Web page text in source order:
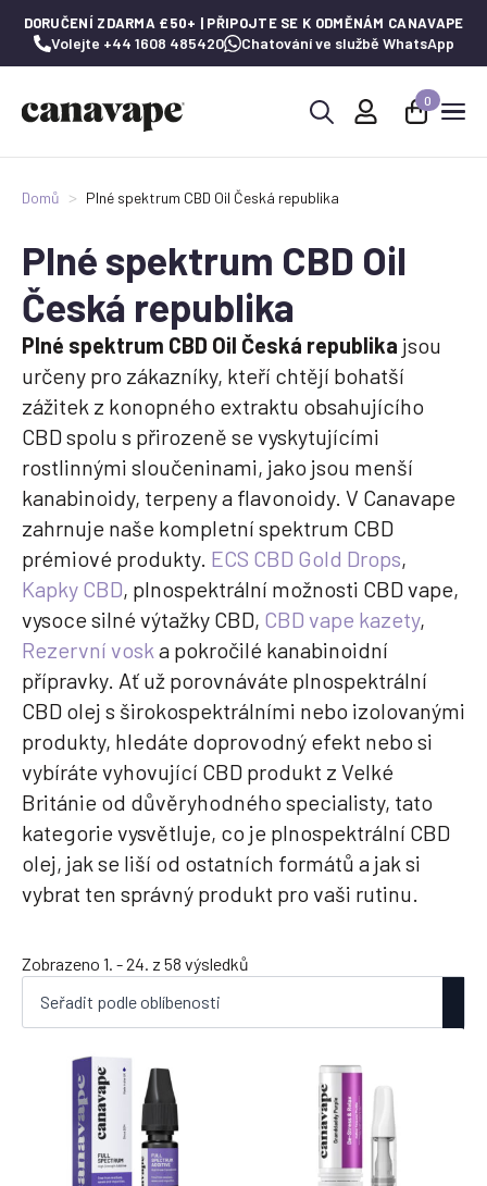
DORUČENÍ ZDARMA £50+ | PŘIPOJTE SE K ODMĚNÁM CANAVAPE
Volejte +44 1608 485420 Chatování ve službě WhatsApp
0
Domů Plné spektrum CBD Oil Česká republika
Plné spektrum CBD Oil
Česká republika
Plné spektrum CBD Oil Česká republika jsou
určeny pro zákazníky, kteří chtějí bohatší
zážitek z konopného extraktu obsahujícího
CBD spolu s přirozeně se vyskytujícími
rostlinnými sloučeninami, jako jsou menší
kanabinoidy, terpeny a flavonoidy. V Canavape
zahrnuje naše kompletní spektrum CBD
prémiové produkty. ECS CBD Gold Drops,
Kapky CBD, plnospektrální možnosti CBD vape,
vysoce silné výtažky CBD, CBD vape kazety,
Rezervní vosk a pokročilé kanabinoidní
přípravky. Ať už porovnáváte plnospektrální
CBD olej s širokospektrálními nebo izolovanými
produkty, hledáte doprovodný efekt nebo si
vybíráte vyhovující CBD produkt z Velké
Británie od důvěryhodného specialisty, tato
kategorie vysvětluje, co je plnospektrální CBD
olej, jak se liší od ostatních formátů a jak si
vybrat ten správný produkt pro vaši rutinu.
Zobrazeno 1. - 24. z 58 výsledků